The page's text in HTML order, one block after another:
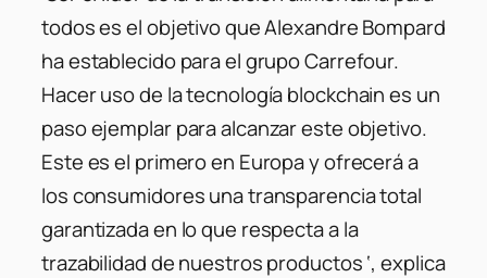
todos es el objetivo que Alexandre Bompard
ha establecido para el grupo Carrefour.
Hacer uso de la tecnología blockchain es un
paso ejemplar para alcanzar este objetivo.
Este es el primero en Europa y ofrecerá a
los consumidores una transparencia total
garantizada en lo que respecta a la
trazabilidad de nuestros productos ‘, explica